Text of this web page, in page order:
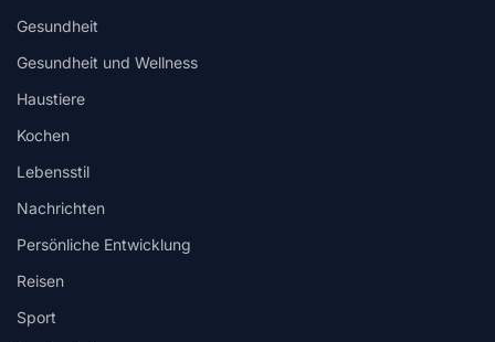
Gesundheit
Gesundheit und Wellness
Haustiere
Kochen
Lebensstil
Nachrichten
Persönliche Entwicklung
Reisen
Sport